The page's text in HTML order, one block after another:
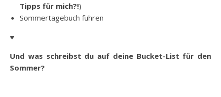
Tipps für mich?!)
Sommertagebuch führen
♥
Und was schreibst du auf deine Bucket-List für den
Sommer?